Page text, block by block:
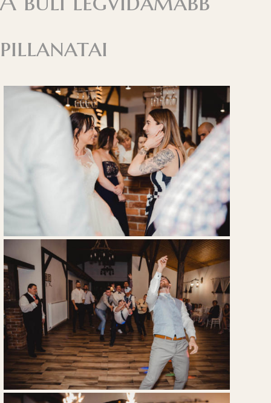
pillanatai